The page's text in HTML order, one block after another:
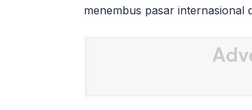
menembus pasar internasional